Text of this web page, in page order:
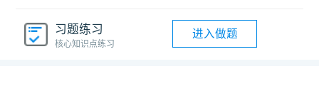
习题练习
核心知识点练习
进入做题